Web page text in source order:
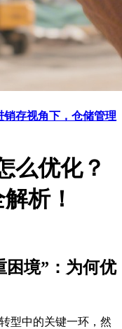
存视角下，仓储管理
么优化？
析！
困境”：为何优
型中的关键一环，然